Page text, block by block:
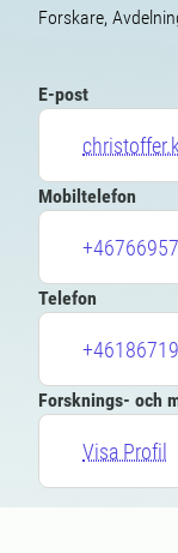
Forskare,
E-post
Mobiltelefon
Telefon
Forsknings- och
Visa Profil